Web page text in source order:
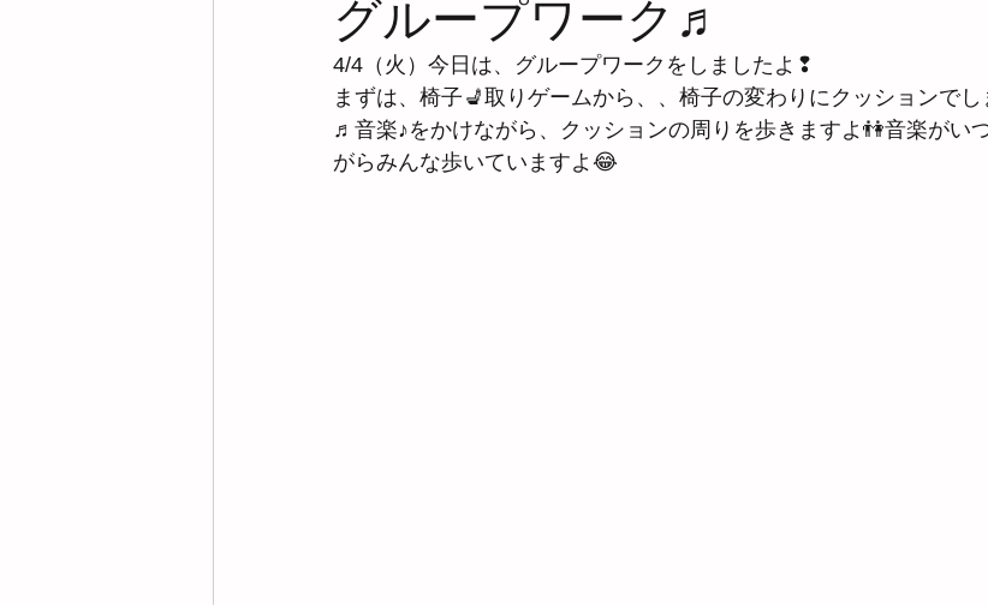
グループワーク♬
4/4（火）今日は、グループワークをしましたよ❢
まずは、椅子💺取りゲームから、、椅子の変わりにクッションで
♬音楽♪をかけながら、クッションの周りを歩きますよ👫音楽がい
がらみんな歩いていますよ😂